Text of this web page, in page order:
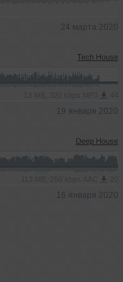
24 марта 2020
Tech House
19 января 2020
Deep House
16 января 2020